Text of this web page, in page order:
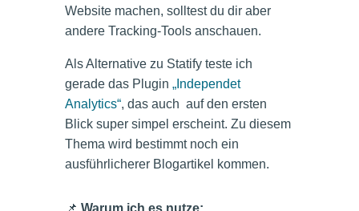
Website machen, solltest du dir aber
andere Tracking-Tools anschauen.
Als Alternative zu Statify teste ich
gerade das Plugin „Independet
Analytics“, das auch auf den ersten
Blick super simpel erscheint. Zu diesem
Thema wird bestimmt noch ein
ausführlicherer Blogartikel kommen.
📌 Warum ich es nutze: